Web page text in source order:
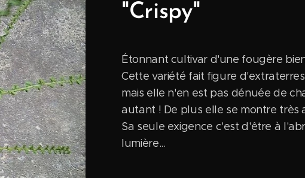
"Crispy"
Étonnant cultivar d'une fougère
Cette variété fait figure
mais elle n'en est pas dénuée de
autant ! De plus elle se montre très
Sa seule exigence c'est d'être à
lumière...